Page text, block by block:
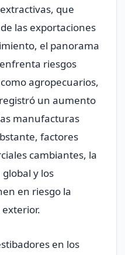
que
las exportaciones
el panorama
riesgos
agropecuarios,
un aumento
manufacturas
factores
cambiantes, la
y los
en riesgo la
en los